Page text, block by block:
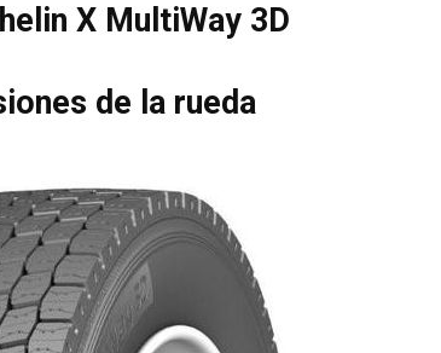
X MultiWay 3D
de la rueda